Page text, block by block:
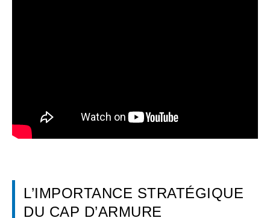
L’IMPORTANCE STRATÉGIQUE
DU CAP D’ARMURE